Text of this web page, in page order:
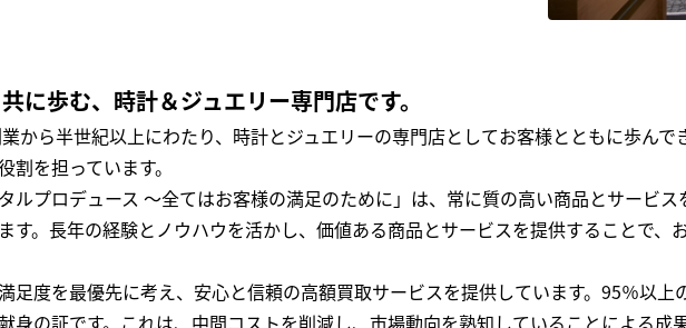
に歩む、時計＆ジュエリー専門店です。
から半世紀以上にわたり、時計とジュエリーの専門店としてお客様とともに歩ん
を担っています。
ルプロデュース ～全てはお客様の満足のために」は、常に質の高い商品とサービ
す。長年の経験とノウハウを活かし、価値ある商品とサービスを提供することで、
足度を最優先に考え、安心と信頼の高額買取サービスを提供しています。95％以
身の証です。これは、中間コストを削減し、市場動向を熟知していることによる成果